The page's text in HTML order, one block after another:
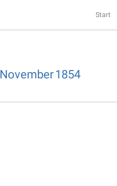
Start
November1854